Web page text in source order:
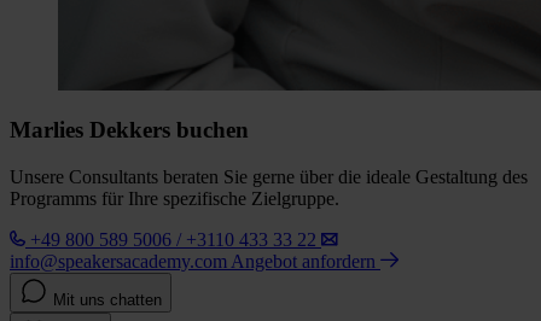
Marlies Dekkers buchen
Unsere Consultants beraten Sie gerne über die ideale Gestaltung des
Programms für Ihre spezifische Zielgruppe.
+49 800 589 5006 / +3110 433 33 22
info@speakersacademy.com Angebot anfordern
Mit uns chatten